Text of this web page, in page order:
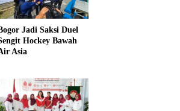
Jadi Saksi Duel
Hockey Bawah
Asia